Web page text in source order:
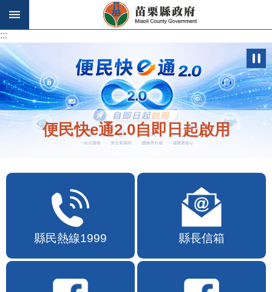
跳到主要內容區塊
:::
:::
歡迎在地店家加入苗栗幣合作行列
縣民熱線1999 縣長信箱